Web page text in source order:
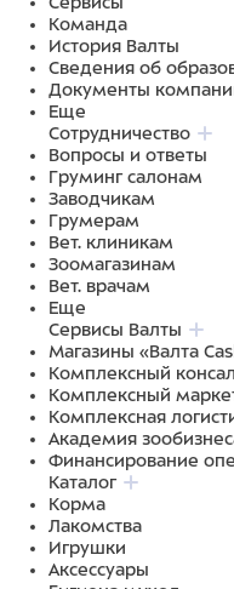
Команда
История Валты
Сведения об
Документы
Еще
Сотрудничество
Вопросы и ответы
Груминг салонам
Заводчикам
Грумерам
Вет. клиникам
Зоомагазинам
Вет. врачам
Еще
Сервисы Валты
Магазины «Валта
Комплексный
Комплексный
Комплексная
Академия
Финансирование
Каталог
Корма
Лакомства
Игрушки
Аксессуары